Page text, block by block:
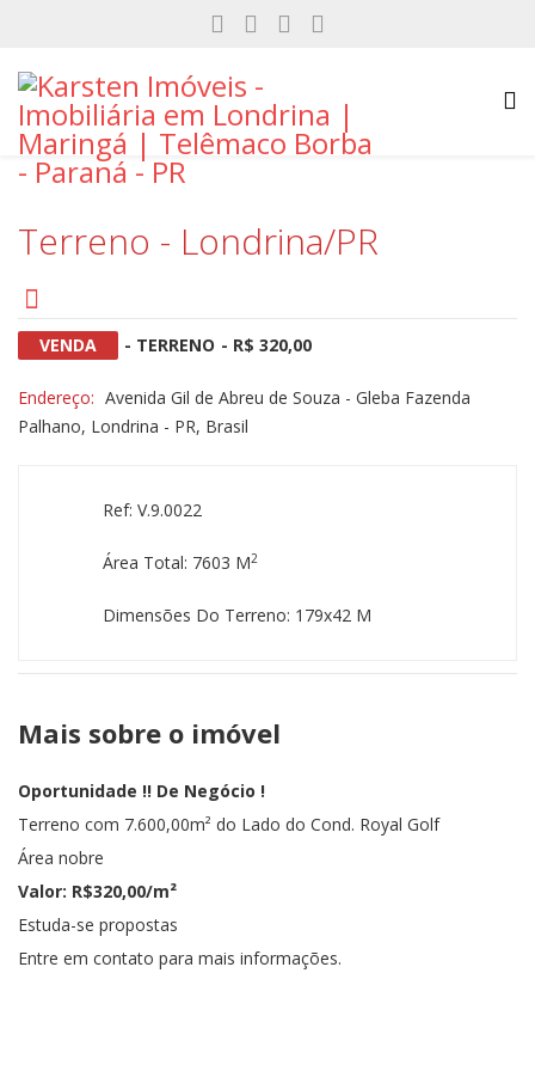
Terreno - Londrina/PR
VENDA - TERRENO - R$ 320,00
Endereço: Avenida Gil de Abreu de Souza - Gleba Fazenda
Palhano, Londrina - PR, Brasil
Ref: V.9.0022
Área Total: 7603 M2
Dimensões Do Terreno: 179x42 M
Mais sobre o imóvel
Oportunidade !! De Negócio !
Terreno com 7.600,00m² do Lado do Cond. Royal Golf
Área nobre
Valor: R$320,00/m²
Estuda-se propostas
Entre em contato para mais informações.